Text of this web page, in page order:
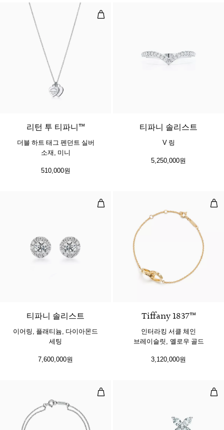
더블 하트 태그 펜던트 실버 소재, 미
리턴 투 티파니™
더블 하트 태그 펜던트 실버
소재, 미니
510,000원
티파니 솔리스트
V 링
5,250,000원
이어링, 플래티늄, 다이아몬드 세팅
티파니 솔리스트
이어링, 플래티늄, 다이아몬드
세팅
7,600,000원
인
Tiffany 1837™
인터라킹 서클 체인
브레이슬릿, 옐로우 골드
3,120,000원
티파니 솔리테어 다이아몬드 브레이